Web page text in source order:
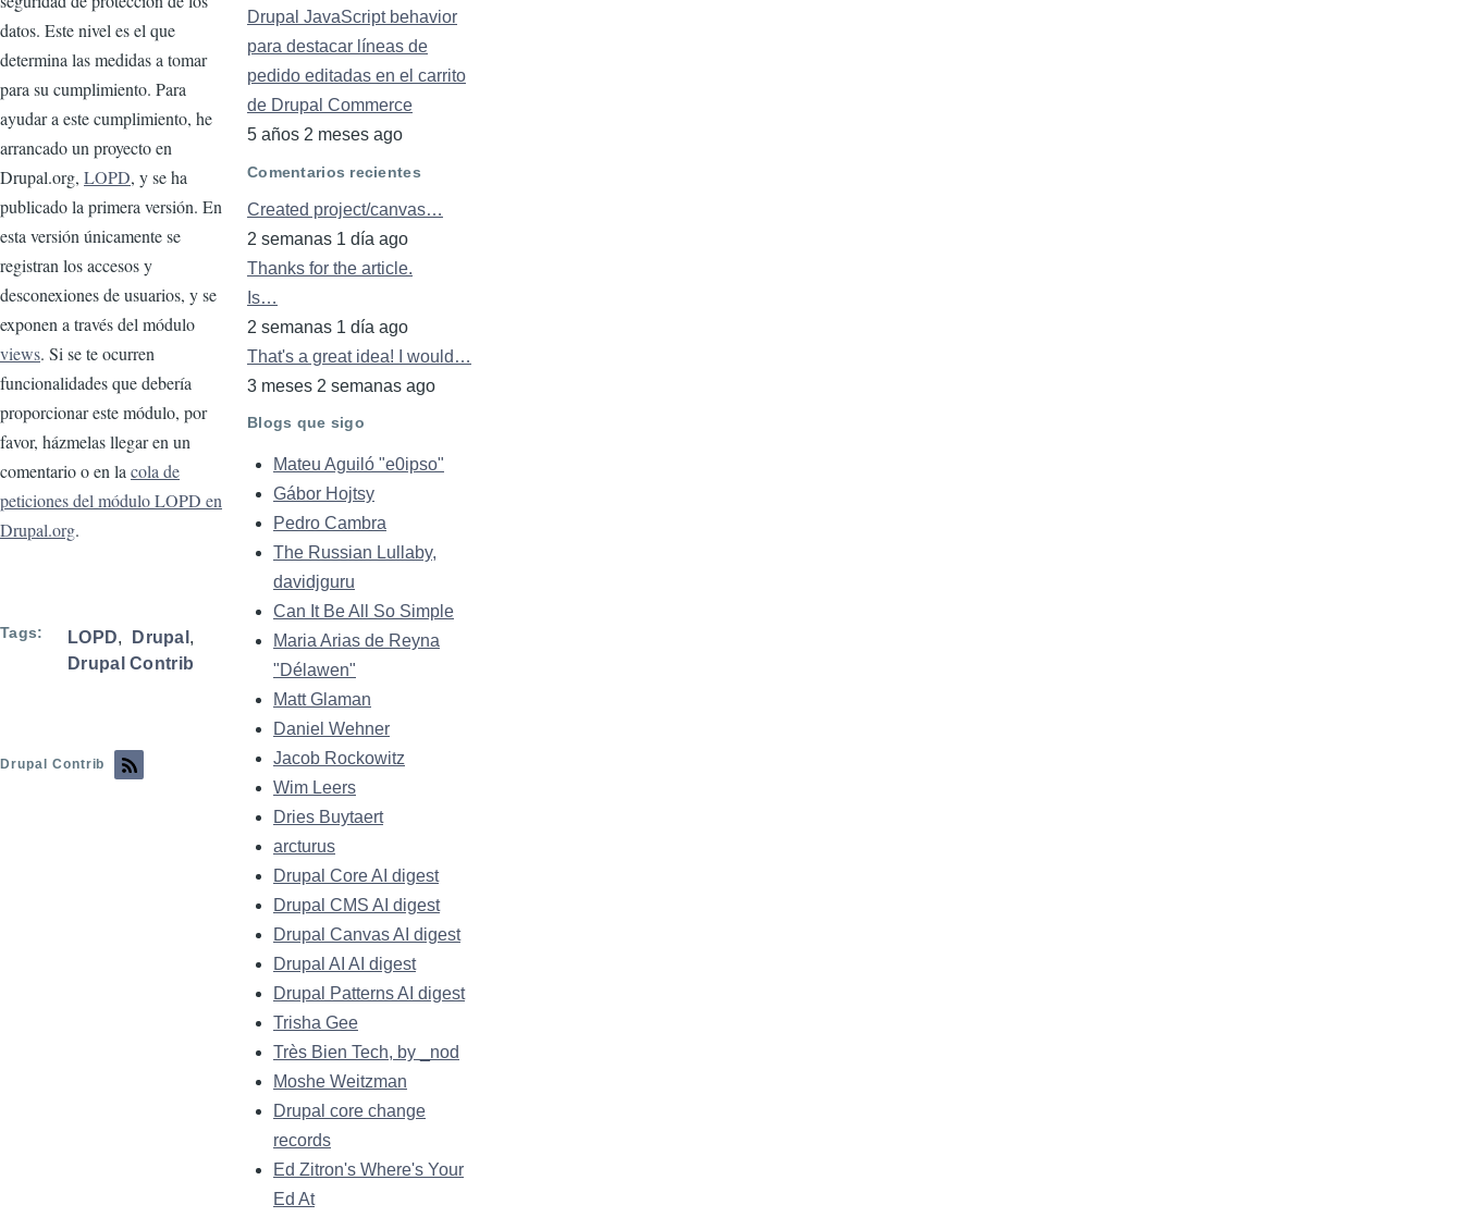
datos. Este nivel es el que
determina las medidas a tomar
para su cumplimiento. Para
ayudar a este cumplimiento, he
arrancado un proyecto en
Drupal.org, LOPD, y se ha
publicado la primera versión. En
esta versión únicamente se
registran los accesos y
desconexiones de usuarios, y se
exponen a través del módulo
views. Si se te ocurren
funcionalidades que debería
proporcionar este módulo, por
favor, házmelas llegar en un
comentario o en lacola de
peticiones del módulo LOPD en
Drupal.org.
Tags LOPD
Drupal
Drupal Contrib
Drupal Contrib
Drupal JavaScript behavior
para destacar líneas de
pedido editadas en el carrito
de Drupal Commerce
5 años 2 meses ago
Comentarios recientes
Created project/canvas…
2 semanas 1 día ago
Thanks for the article.
Is…
2 semanas 1 día ago
That's a great idea! I would…
3 meses 2 semanas ago
Blogs que sigo
Mateu Aguiló "e0ipso"
Gábor Hojtsy
Pedro Cambra
The Russian Lullaby,
davidjguru
Can It Be All So Simple
Maria Arias de Reyna
"Délawen"
Matt Glaman
Daniel Wehner
Jacob Rockowitz
Wim Leers
Dries Buytaert
arcturus
Drupal Core AI digest
Drupal CMS AI digest
Drupal Canvas AI digest
Drupal AI AI digest
Drupal Patterns AI digest
Trisha Gee
Très Bien Tech, by _nod
Moshe Weitzman
Drupal core change
records
Ed Zitron's Where's Your
Ed At